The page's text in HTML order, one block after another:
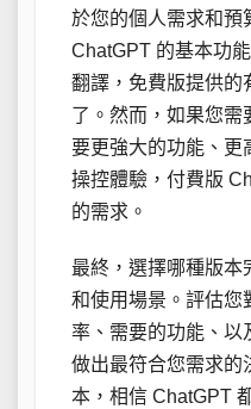
於您的個人需求和預
ChatGPT 的基本功
翻譯，免費版提供的
了。然而，如果您
要更強大的功能、更
操控體驗，付費版
的需求。
最終，選擇哪種版本
和使用場景。評估您
率、需要的功能、以
做出最符合您需求的
本，相信 ChatGPT